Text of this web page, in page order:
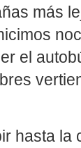
más
el
hasta la